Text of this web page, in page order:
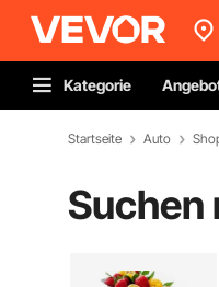
Kategorie
Startseite Auto
Suchen